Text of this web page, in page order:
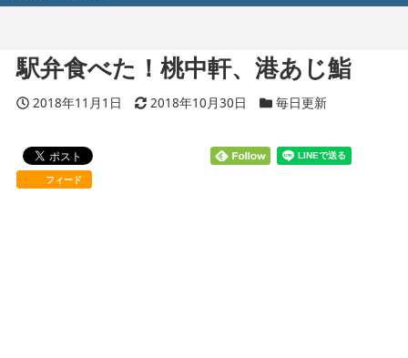
駅弁食べた！桃中軒、港あじ鮨
投稿日
2018年11月1日 更新日
2018年10月30日 カテゴリー
毎日更新
フィード